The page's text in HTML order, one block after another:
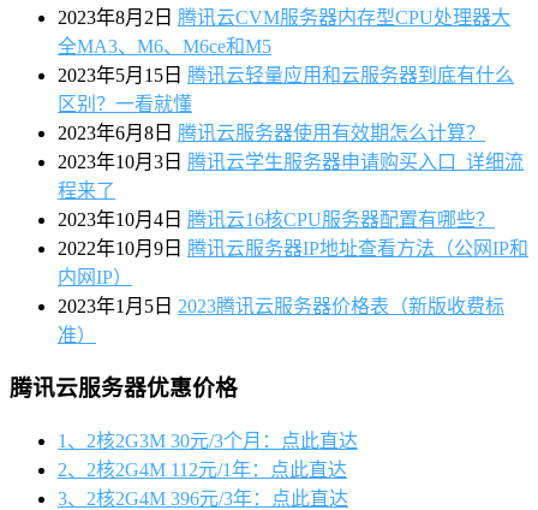
2023年8月2日 腾讯云CVM服务器内存型CPU处理器大
全MA3、M6、M6ce和M5
2023年5月15日 腾讯云轻量应用和云服务器到底有什么
区别？一看就懂
2023年6月8日 腾讯云服务器使用有效期怎么计算？
2023年10月3日 腾讯云学生服务器申请购买入口_详细流
程来了
2023年10月4日 腾讯云16核CPU服务器配置有哪些？
2022年10月9日 腾讯云服务器IP地址查看方法（公网IP和
内网IP）
2023年1月5日 2023腾讯云服务器价格表（新版收费标
准）
腾讯云服务器优惠价格
1、2核2G3M 30元/3个月：点此直达
2、2核2G4M 112元/1年：点此直达
3、2核2G4M 396元/3年：点此直达